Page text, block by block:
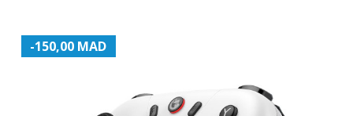
-150,00 MAD